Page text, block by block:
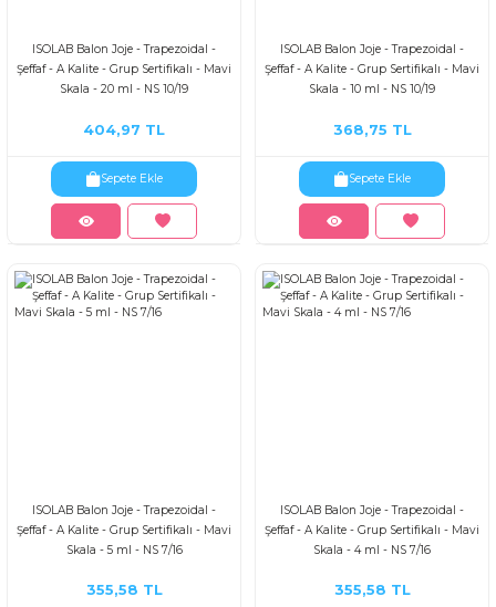
ISOLAB Balon Joje - Trapezoidal -
Şeffaf - A Kalite - Grup Sertifikalı - Mavi
Skala - 20 ml - NS 10/19
404,97 TL
Sepete Ekle
ISOLAB Balon Joje - Trapezoidal -
Şeffaf - A Kalite - Grup Sertifikalı - Mavi
Skala - 10 ml - NS 10/19
368,75 TL
Sepete Ekle
ISOLAB Balon Joje - Trapezoidal -
Şeffaf - A Kalite - Grup Sertifikalı - Mavi
Skala - 5 ml - NS 7/16
355,58 TL
ISOLAB Balon Joje - Trapezoidal -
Şeffaf - A Kalite - Grup Sertifikalı - Mavi
Skala - 4 ml - NS 7/16
355,58 TL